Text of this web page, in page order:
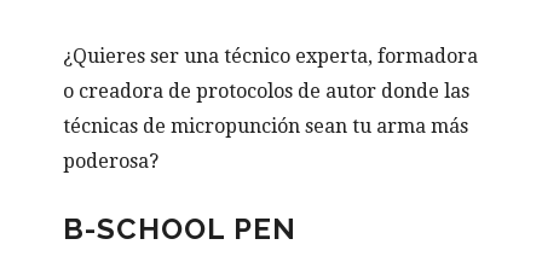
¿Quieres ser una técnico experta, formadora
o creadora de protocolos de autor donde las
técnicas de micropunción sean tu arma más
poderosa?
B-SCHOOL PEN